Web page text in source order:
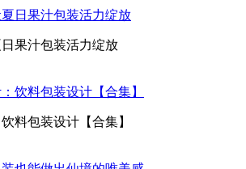
果汁包装活力绽放
料包装设计【合集】